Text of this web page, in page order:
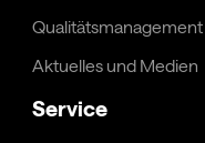
Qualitäts­management
Aktuelles und Medien
Service